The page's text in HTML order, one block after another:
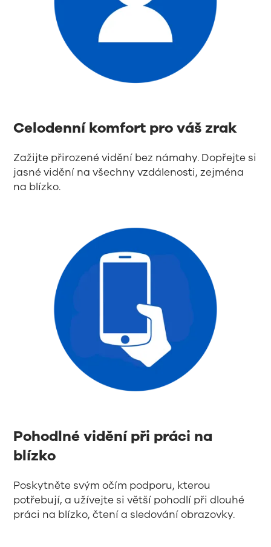
Celodenní komfort pro váš zrak
Zažijte přirozené vidění bez námahy. Dopřejte si
jasné vidění na všechny vzdálenosti, zejména
na blízko.
Pohodlné vidění při práci na
blízko
Poskytněte svým očím podporu, kterou
potřebují, a užívejte si větší pohodlí při dlouhé
práci na blízko, čtení a sledování obrazovky.